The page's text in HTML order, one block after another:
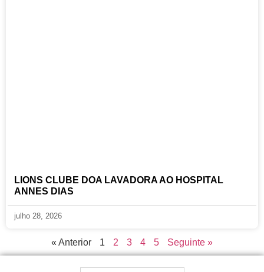
LIONS CLUBE DOA LAVADORA AO HOSPITAL
ANNES DIAS
julho 28, 2026
« Anterior 1 2 3 4 5 Seguinte »